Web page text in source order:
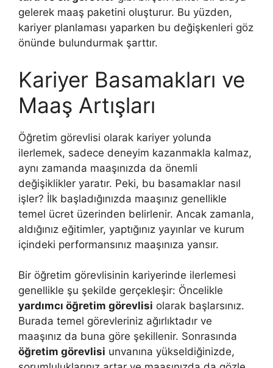
gelerek maaş paketini oluşturur. Bu yüzden,
kariyer planlaması yaparken bu değişkenleri göz
önünde bulundurmak şarttır.
Kariyer Basamakları ve
Maaş Artışları
Öğretim görevlisi olarak kariyer yolunda
ilerlemek, sadece deneyim kazanmakla kalmaz,
aynı zamanda maaşınızda da önemli
değişiklikler yaratır. Peki, bu basamaklar nasıl
işler? İlk başladığınızda maaşınız genellikle
temel ücret üzerinden belirlenir. Ancak zamanla,
aldığınız eğitimler, yaptığınız yayınlar ve kurum
içindeki performansınız maaşınıza yansır.
Bir öğretim görevlisinin kariyerinde ilerlemesi
genellikle şu şekilde gerçekleşir: Öncelikle
yardımcı öğretim görevlisi olarak başlarsınız.
Burada temel görevleriniz ağırlıktadır ve
maaşınız da buna göre şekillenir. Sonrasında
öğretim görevlisi unvanına yükseldiğinizde,